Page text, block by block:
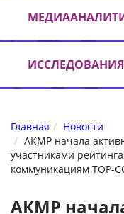
Главная
Новости
АКМР начала
участниками
коммуникациям TOP-
АКМР